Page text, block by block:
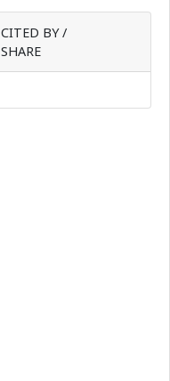
CITED BY /
SHARE